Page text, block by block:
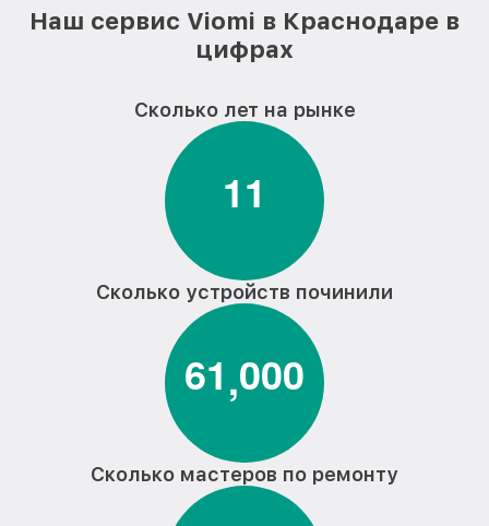
Наш сервис Viomi в Краснодаре в
цифрах
Сколько лет на рынке
11
Сколько устройств починили
61,000
Сколько мастеров по ремонту